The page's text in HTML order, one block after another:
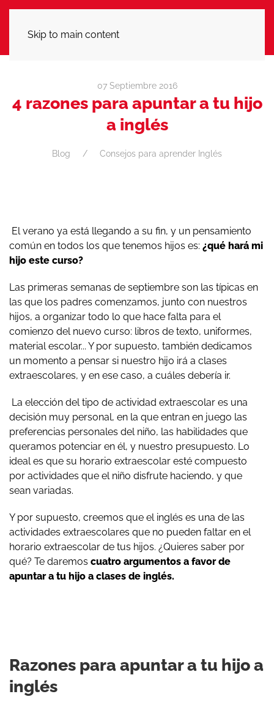
Skip to main content
07 Septiembre 2016
4 razones para apuntar a tu hijo
a inglés
Blog Consejos para aprender Inglés
El verano ya está llegando a su fin, y un pensamiento
común en todos los que tenemos hijos es: ¿qué hará mi
hijo este curso?
Las primeras semanas de septiembre son las típicas en
las que los padres comenzamos, junto con nuestros
hijos, a organizar todo lo que hace falta para el
comienzo del nuevo curso: libros de texto, uniformes,
material escolar... Y por supuesto, también dedicamos
un momento a pensar si nuestro hijo irá a clases
extraescolares, y en ese caso, a cuáles debería ir.
La elección del tipo de actividad extraescolar es una
decisión muy personal, en la que entran en juego las
preferencias personales del niño, las habilidades que
queramos potenciar en él, y nuestro presupuesto. Lo
ideal es que su horario extraescolar esté compuesto
por actividades que el niño disfrute haciendo, y que
sean variadas.
Y por supuesto, creemos que el inglés es una de las
actividades extraescolares que no pueden faltar en el
horario extraescolar de tus hijos. ¿Quieres saber por
qué? Te daremos cuatro argumentos a favor de
apuntar a tu hijo a clases de inglés.
Razones para apuntar a tu hijo a
inglés